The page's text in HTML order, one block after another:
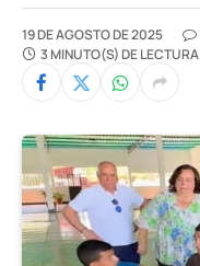
19 DE AGOSTO DE 2025
3 MINUTO(S) DE LECTURA